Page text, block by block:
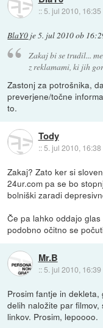
:: 5. jul 2010, 16:35
BlaY0 je5. jul 2010 ob
Zakaj bi se trudil...
z reklamami, ki jih
Zastonj za potrošnika,
preverjene/točne
to.
Tody
::5. jul 2010, 16:38
Zakaj? Zato ker si
24ur.com pa se bo
bolniški zaradi
Če pa lahko oddajo glas
podobno očitno se
Mr.B
:: 5. jul 2010, 16:39
Prosim fantje in
delih naložite par
linkov. Prosim, lepoooo.